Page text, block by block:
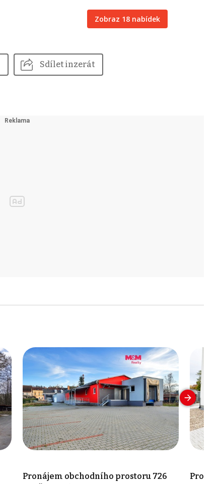
Zobraz 18 nabídek
Sdílet inzerát
Pronájem obchodního prostoru 726